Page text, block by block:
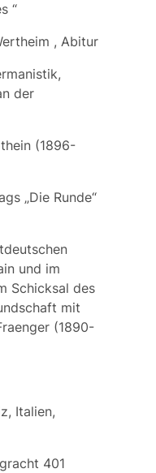
“
, Abitur
der
(1896-
„Die Runde“
und im
Schicksal des
mit
(1890-
Italien,
401